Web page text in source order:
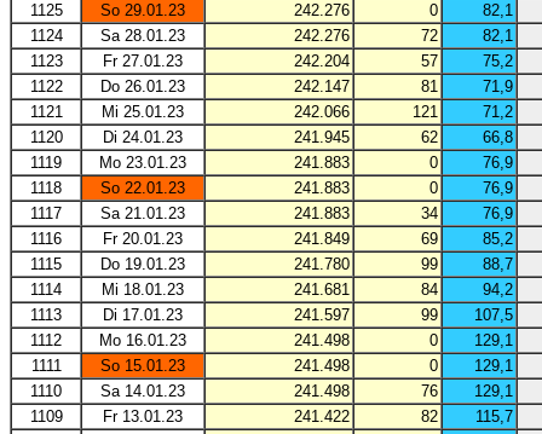
1125
So 29.01.23 242.276 0
82,1
1124
Sa 28.01.23 242.276 72
82,1
1123
Fr 27.01.23 242.204 57
75,2
1122
Do 26.01.23 242.147 81
71,9
1121
Mi 25.01.23 242.066 121
71,2
1120
Di 24.01.23 241.945 62
66,8
1119
Mo 23.01.23 241.883 0
76,9
1118
So 22.01.23 241.883 0
76,9
1117
Sa 21.01.23 241.883 34
76,9
1116
Fr 20.01.23 241.849 69
85,2
1115
Do 19.01.23 241.780 99
88,7
1114
Mi 18.01.23 241.681 84
94,2
1113
Di 17.01.23 241.597 99
107,5
1112
Mo 16.01.23 241.498 0
129,1
1111
So 15.01.23 241.498 0
129,1
1110
Sa 14.01.23 241.498 76
129,1
1109
Fr 13.01.23 241.422 82
115,7